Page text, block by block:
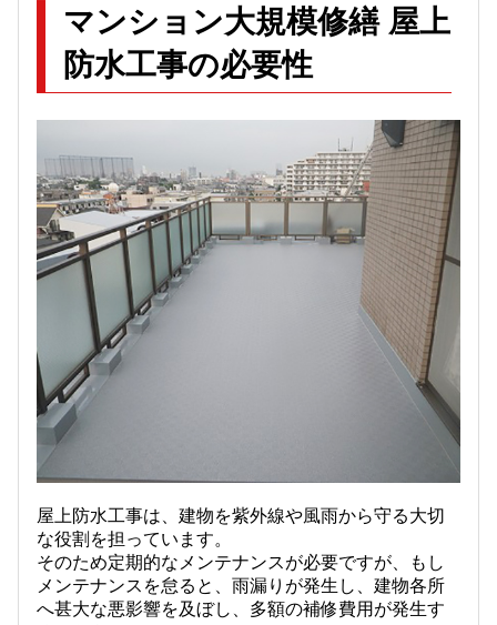
マンション大規模修繕 屋上
防水工事の必要性
屋上防水工事は、建物を紫外線や風雨から守る大切
な役割を担っています。
そのため定期的なメンテナンスが必要ですが、もし
メンテナンスを怠ると、雨漏りが発生し、建物各所
へ甚大な悪影響を及ぼし、多額の補修費用が発生す